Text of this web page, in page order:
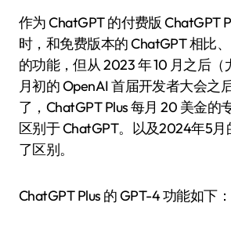
作为 ChatGPT 的付费版 ChatGPT
时，和免费版本的 ChatGPT 相比
的功能，但从 2023 年 10 月之后（
月初的 OpenAI 首届开发者大会之
了，ChatGPT Plus 每月 20 美金的
区别于 ChatGPT。以及2024年5
了区别。
ChatGPT Plus 的 GPT-4 功能如下：